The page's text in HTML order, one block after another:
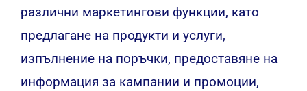
различни маркетингови функции, като
предлагане на продукти и услуги,
изпълнение на поръчки, предоставяне на
информация за кампании и промоции,